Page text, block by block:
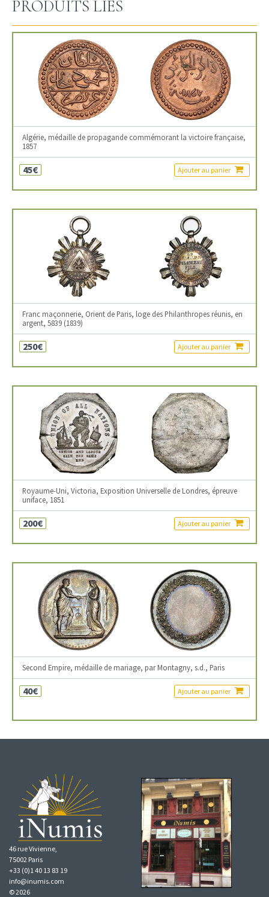
PRODUITS LIÉS
Algérie, médaille de propagande commémorant la victoire française,
1857
45€ Ajouter au panier
Franc maçonnerie, Orient de Paris, loge des Philanthropes réunis, en
argent, 5839 (1839)
250€ Ajouter au panier
Royaume-Uni, Victoria, Exposition Universelle de Londres, épreuve
uniface, 1851
200€ Ajouter au panier
Second Empire, médaille de mariage, par Montagny, s.d., Paris
40€ Ajouter au panier
46 rue Vivienne,
75002 Paris
+33 (0)1 40 13 83 19
info@inumis.com
© 2026